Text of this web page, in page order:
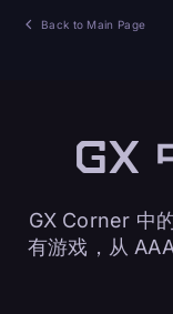
Back to Main Page
GX
GX Corner 中
有游戏，从